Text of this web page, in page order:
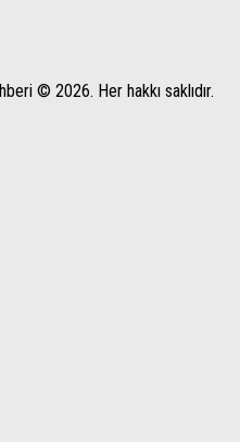
© 2026. Her hakkı saklıdır.